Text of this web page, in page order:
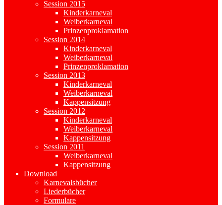
Session 2015
Kinderkarneval
Weiberkarneval
Prinzenproklamation
Session 2014
Kinderkarneval
Weiberkarneval
Prinzenproklamation
Session 2013
Kinderkarneval
Weiberkarneval
Kappensitzung
Session 2012
Kinderkarneval
Weiberkarneval
Kappensitzung
Session 2011
Weiberkarneval
Kappensitzung
Download
Karnevalsbücher
Liederbücher
Formulare